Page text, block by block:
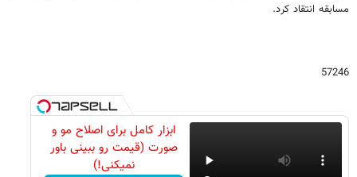
مسابقه انتقاد کرد.
57246
ابزار کامل برای اصلاح مو و
صورت (قیمت رو ببینی باور
نمیکنی!)